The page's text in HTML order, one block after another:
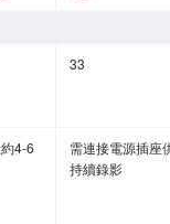
33
4-6
需連接電源插座
持續錄影